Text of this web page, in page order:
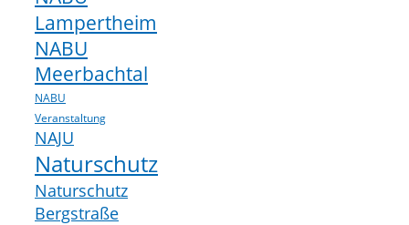
Lampertheim
NABU
Meerbachtal
NABU
Veranstaltung
NAJU
Naturschutz
Naturschutz
Bergstraße